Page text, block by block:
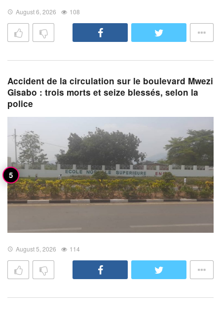
August 6, 2026 108
Accident de la circulation sur le boulevard Mwezi
Gisabo : trois morts et seize blessés, selon la
police
August 5, 2026 114